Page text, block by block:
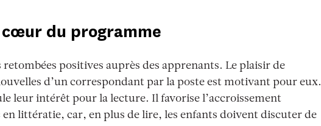
du programme
positives auprès des apprenants. Le plaisir de
d’un correspondant par la poste est motivant pour eux.
leur intérêt pour la lecture. Il favorise l’accroissement
en littératie, car, en plus de lire, les enfants doivent discuter de